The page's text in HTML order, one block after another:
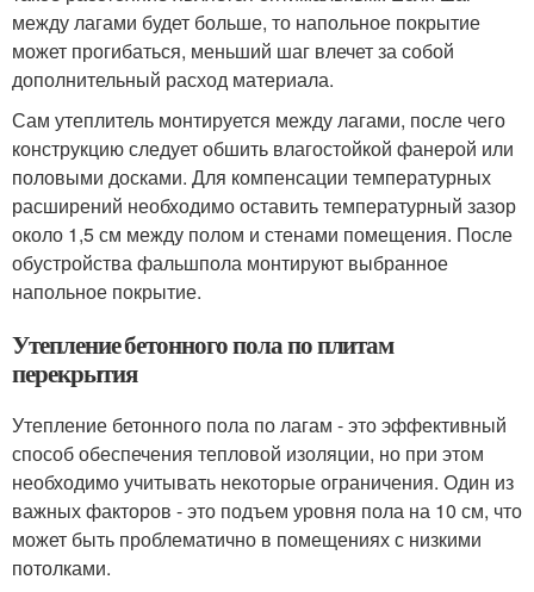
между лагами будет больше, то напольное покрытие
может прогибаться, меньший шаг влечет за собой
дополнительный расход материала.
Сам утеплитель монтируется между лагами, после чего
конструкцию следует обшить влагостойкой фанерой или
половыми досками. Для компенсации температурных
расширений необходимо оставить температурный зазор
около 1,5 см между полом и стенами помещения. После
обустройства фальшпола монтируют выбранное
напольное покрытие.
Утепление бетонного пола по плитам
перекрытия
Утепление бетонного пола по лагам - это эффективный
способ обеспечения тепловой изоляции, но при этом
необходимо учитывать некоторые ограничения. Один из
важных факторов - это подъем уровня пола на 10 см, что
может быть проблематично в помещениях с низкими
потолками.